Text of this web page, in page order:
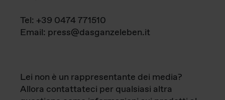
Tel: +39 0474 771510
Email: press@dasganzeleben.it
Lei non è un rappresentante dei media?
Allora contattateci per qualsiasi altra